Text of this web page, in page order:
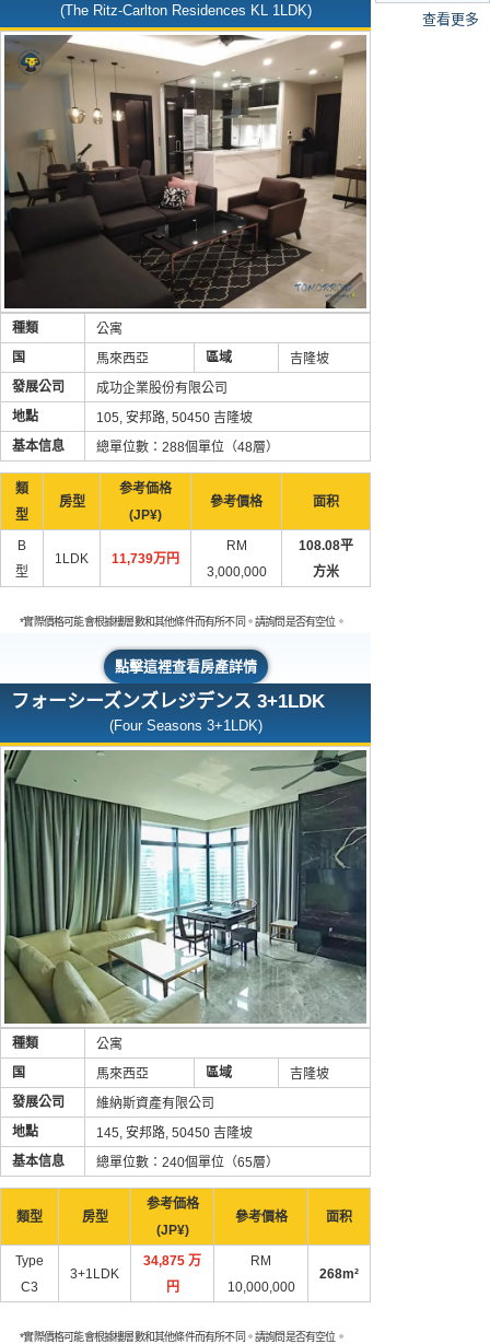
查看更多
(The Ritz-Carlton Residences KL 1LDK)
種類
公寓
国
馬來西亞 區域
吉隆坡
發展公司
成功企業股份有限公司
地點
105, 安邦路, 50450 吉隆坡
基本信息
總單位數：288個單位（48層）
類
型
房型
参考価格
(JP¥)
參考價格 面积
B
型
1LDK 11,739万円
RM
3,000,000
108.08平
方米
*實際價格可能會根據樓層數和其他條件而有所不同。請詢問是否有空位。
點擊這裡查看房產詳情
フォーシーズンズレジデンス 3+1LDK
(Four Seasons 3+1LDK)
種類
公寓
国
馬來西亞 區域
吉隆坡
發展公司
維納斯資產有限公司
地點
145, 安邦路, 50450 吉隆坡
基本信息
總單位數：240個單位（65層）
類型 房型
参考価格
(JP¥)
參考價格 面积
Type
C3
3+1LDK
34,875 万
円
RM
10,000,000
268m²
*實際價格可能會根據樓層數和其他條件而有所不同。請詢問是否有空位。